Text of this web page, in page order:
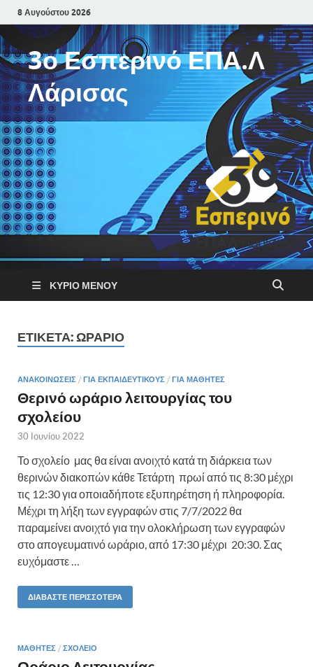
8 Αυγούστου 2026
3ο Εσπερινό ΕΠΑ.Λ
Λάρισας
ΚΎΡΙΟ ΜΕΝΟΎ
ΕΤΙΚΈΤΑ:ΩΡΆΡΙΟ
ΑΝΑΚΟΙΝΏΣΕΙΣ / ΓΙΑ ΕΚΠΑΙΔΕΥΤΙΚΟΎΣ / ΓΙΑ ΜΑΘΗΤΈΣ
Θερινό ωράριο λειτουργίας του
σχολείου
30 Ιουνίου 2022
Το σχολείο μας θα είναι ανοιχτό κατά τη διάρκεια των
θερινών διακοπών κάθε Τετάρτη πρωί από τις 8:30 μέχρι
τις 12:30 για οποιαδήποτε εξυπηρέτηση ή πληροφορία.
Μέχρι τη λήξη των εγγραφών στις 7/7/2022 θα
παραμείνει ανοιχτό για την ολοκλήρωση των εγγραφών
στο απογευματινό ωράριο, από 17:30 μέχρι 20:30. Σας
ευχόμαστε …
ΔΙΑΒΆΣΤΕ ΠΕΡΙΣΣΌΤΕΡΑ
ΜΑΘΗΤΈΣ / ΣΧΟΛΕΊΟ